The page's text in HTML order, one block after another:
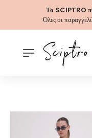
Το SCIPTRO
Όλες οι